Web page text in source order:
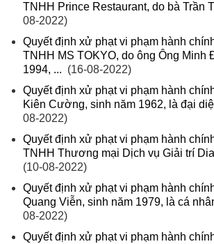
TNHH Prince Restaurant, do bà Trần
08-2022)
Quyết định xử phạt vi phạm hành
TNHH MS TOKYO, do ông Ông Minh
1994, ... (16-08-2022)
Quyết định xử phạt vi phạm hành
Kiên Cường, sinh năm 1962, là đại
08-2022)
Quyết định xử phạt vi phạm hành
TNHH Thương mại Dịch vụ Giải trí
(10-08-2022)
Quyết định xử phạt vi phạm hành
Quang Viễn, sinh năm 1979, là cá
08-2022)
Quyết định xử phạt vi phạm hành